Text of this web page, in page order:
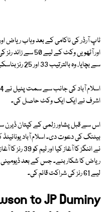
ٹاپ آرڈر کی ناکامی کے بعد وہاب ریاض
اور آٹھویں وکٹ
سے بچایا، وہ بالترتیب 33 اور 25 رنز بناسکے۔
اشرف نے ایک ایک وکٹ حاصل کی۔
اس سے قبل پشاور زلمی کے کپتان ڈیرن
بیٹنگ کی دعوت دی۔ اسلام آباد
ریاض کا شکار بنے۔ جس کے بعد
لیے 61 رنز کی شراکت قائم کی۔
to JP Duminy